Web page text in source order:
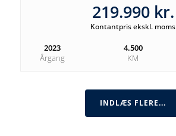
219.990 kr.
Kontantpris ekskl. moms
2023
Årgang
4.500
KM
INDLÆS FLERE...